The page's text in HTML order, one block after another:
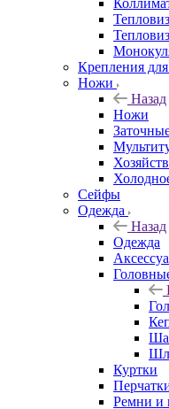
Крепления
Ножи
Назад
Ножи
Сейфы
Одежда
Назад
Одежда
Куртки
Ремни и